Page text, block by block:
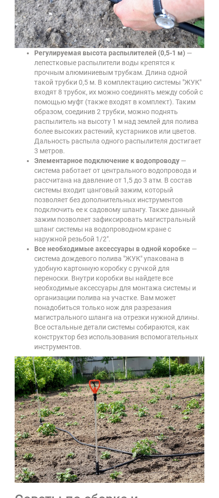
Регулируемая высота распылителей (0,5-1 м) —
лепестковые распылители воды крепятся к
прочным алюминиевым трубкам. Длина одной
такой трубки 0,5 м. В комплектацию системы "ЖУК"
входят 8 трубок, их можно соединять между собой с
помощью муфт (также входят в комплект). Таким
образом, соединив 2 трубки, можно поднять
распылитель на высоту 1 м над землей для полива
более высоких растений, кустарников или цветов.
Дальность распыла одного распылителя достигает
3 метров.
Элементарное подключение к водопроводу —
система работает от центрального водопровода и
рассчитана на давление от 1,5 до 3 атм. В состав
системы входит цанговый зажим, который
позволяет без дополнительных инструментов
подключить ее к садовому шлангу. Также данный
зажим позволяет зафиксировать магистральный
шланг системы на водопроводном кране с
наружной резьбой 1/2".
Все необходимые аксессуары в одной коробке —
система дождевого полива "ЖУК" упакована в
удобную картонную коробку с ручкой для
переноски. Внутри коробки вы найдете все
необходимые аксессуары для монтажа системы и
организации полива на участке. Вам может
понадобиться только нож для разрезания
магистрального шланга на отрезки нужной длины.
Все остальные детали системы собираются, как
конструктор без использования вспомогательных
инструментов.